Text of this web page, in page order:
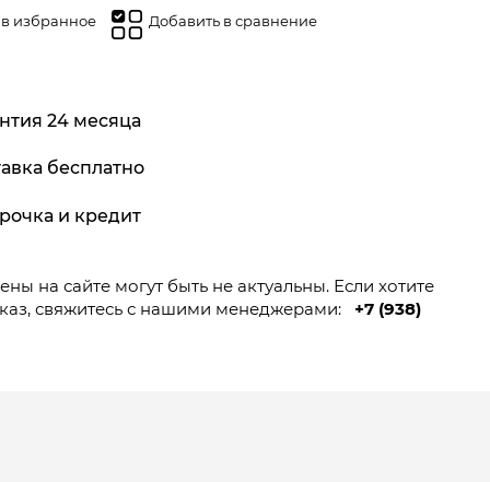
избранное Добавить в сравнение
24 месяца
бесплатно
и кредит
на сайте могут быть не актуальны. Если хотите
свяжитесь с нашими менеджерами:
+7 (938)